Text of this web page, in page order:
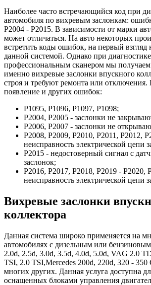
Наиболее часто встречающийся код при
автомобиля по вихревым заслонкам:
P2004 - P2015. В зависимости от марки
может отличаться. На авто некоторых
встретить коды ошибок, на первый взгляд
данной системой. Однако при диагностике
профессиональным сканером мы
именно вихревые заслонки впускного
строя и требуют ремонта или
появление и других ошибок:
P1095, P1096, P1097, P1098;
P2004, P2005 - заслонки не
P2006, P2007 - заслонки не
P2008, P2009, P2010, P2011, P2012,
неисправность электрической цепи
P2015 - недостоверный сигнал с
заслонок;
P2016, P2017, P2018, P2019 - P2020,
неисправность электрической цепи
Вихревые заслонки
коллектора
Данная система широко применяется на
автомобилях с дизельным или
2.0d, 2.5d, 3.0d, 3.5d, 4.0d, 5.0d, VAG 2.0
TSI, 2.0 TSI,Mercedes 200d, 220d, 320 -
многих других. Данная услуга доступна
оснащенных блоками управления